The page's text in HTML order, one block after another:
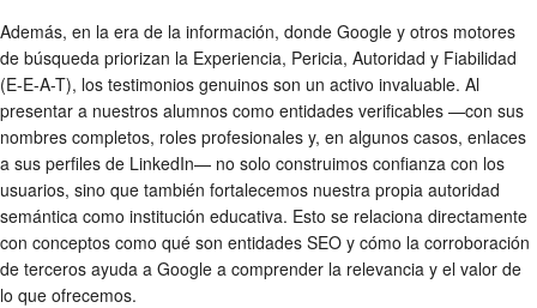
Además, en la era de la información, donde Google y otros motores
de búsqueda priorizan la Experiencia, Pericia, Autoridad y Fiabilidad
(E-E-A-T), los testimonios genuinos son un activo invaluable. Al
presentar a nuestros alumnos como entidades verificables —con sus
nombres completos, roles profesionales y, en algunos casos, enlaces
a sus perfiles de LinkedIn— no solo construimos confianza con los
usuarios, sino que también fortalecemos nuestra propia autoridad
semántica como institución educativa. Esto se relaciona directamente
con conceptos como qué son entidades SEO y cómo la corroboración
de terceros ayuda a Google a comprender la relevancia y el valor de
lo que ofrecemos.